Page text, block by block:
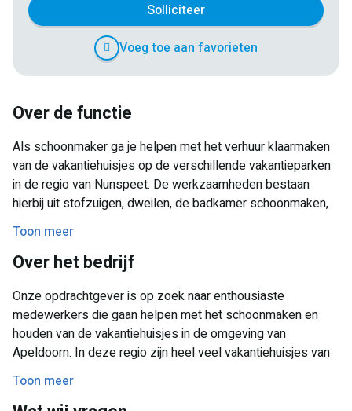
Solliciteer
Voeg toe aan favorieten
Over de functie
Als schoonmaker ga je helpen met het verhuur klaarmaken
van de vakantiehuisjes op de verschillende vakantieparken
in de regio van Nunspeet. De werkzaamheden bestaan
hierbij uit stofzuigen, dweilen, de badkamer schoonmaken,
de keuken afnemen en het schoonmaken van het sanitair
bijvoorbeeld. Het is belangrijk dat dit goed en netjes
gebeurd zodat we tevreden bezoekers hebben! Het is
Toon meer
Over het bedrijf
Onze opdrachtgever is op zoek naar enthousiaste
medewerkers die gaan helpen met het schoonmaken en
houden van de vakantiehuisjes in de omgeving van
Apeldoorn. In deze regio zijn heel veel vakantiehuisjes van
parken die wekelijks volledig schoongemaakt moeten
worden. Want hoe fijn is het voor de bezoekers als zij in een
Toon meer